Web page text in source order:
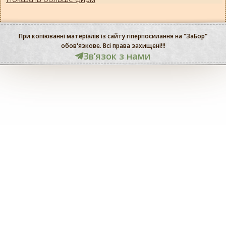
При копіюванні матеріалів із сайту гіперпосилання на "ЗаБор"
обов'язкове. Всі права захищені!!!
Звʼязок з нами